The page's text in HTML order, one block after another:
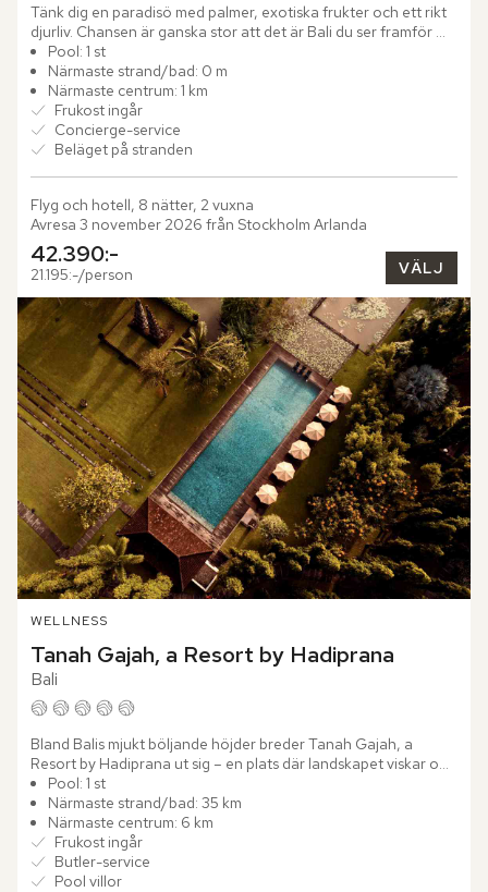
Tänk dig en paradisö med palmer, exotiska frukter och ett rikt
djurliv. Chansen är ganska stor att det är Bali du ser framför
dig. Och det blir än mer paradisiskt när du väljer att...
Pool: 1 st
Närmaste strand/bad: 0 m
Närmaste centrum: 1 km
Frukost ingår
Concierge-service
Beläget på stranden
Flyg och hotell, 8 nätter, 2 vuxna
Avresa 3 november 2026 från Stockholm Arlanda
42.390:-
21.195:-/person VÄLJ
WELLNESS
Tanah Gajah, a Resort by Hadiprana
Bali
Bland Balis mjukt böljande höjder breder Tanah Gajah, a
Resort by Hadiprana ut sig – en plats där landskapet viskar om
tradition och skönhet. Beläget strax utanför den livfulla...
Pool: 1 st
Närmaste strand/bad: 35 km
Närmaste centrum: 6 km
Frukost ingår
Butler-service
Pool villor